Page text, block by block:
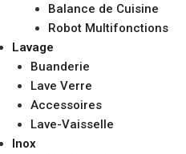
Balance de Cuisine
Robot Multifonctions
Lavage
Buanderie
Lave Verre
Accessoires
Lave-Vaisselle
Inox